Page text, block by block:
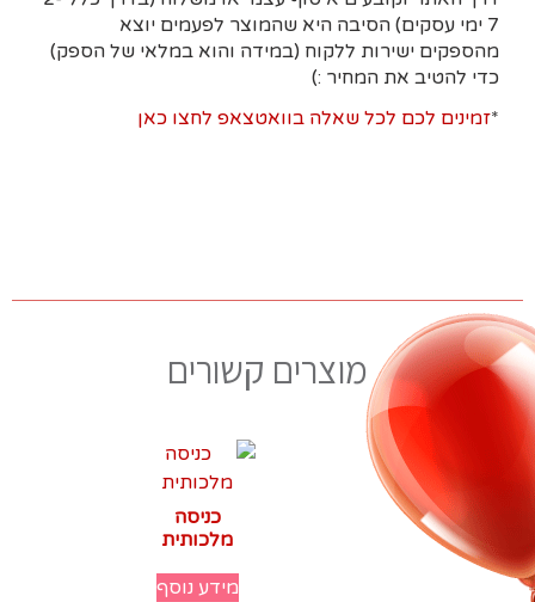
7 ימי עסקים)
הסיבה היא שהמוצר לפעמים יוצא
מהספקים ישירות ללקוח (במידה והוא במלאי של הספק)
כדי להטיב את המחיר :)
*זמינים לכם לכל שאלה בוואטצאפ לחצו כאן
מוצרים קשורים
כניסה
מלכותית
מידע נוסף